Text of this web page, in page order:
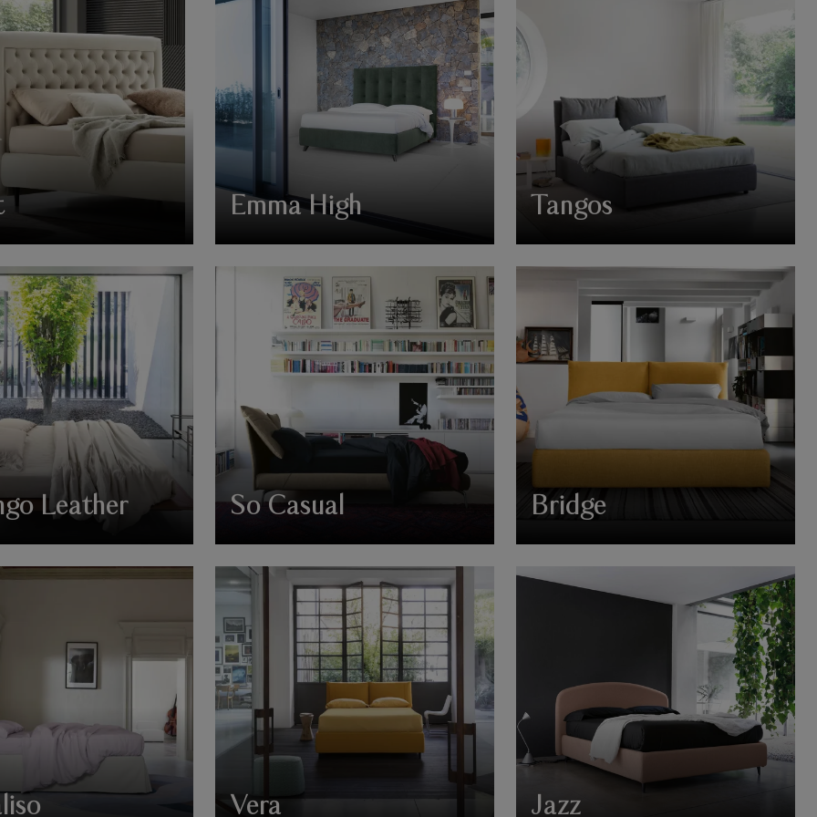
Emma High Tangos
Leather So Casual Bridge
Vera Jazz